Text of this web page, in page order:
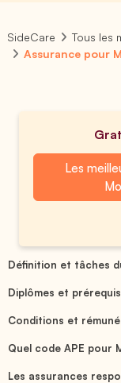
SideCare
Tous les
Assurance pour
Les
Définition et tâches
Diplômes et
Conditions et
Quel code APE pour
Les assurances